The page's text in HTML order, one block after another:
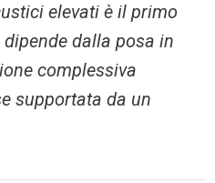
elevati è il primo
dalla posa in
complessiva
supportata da un